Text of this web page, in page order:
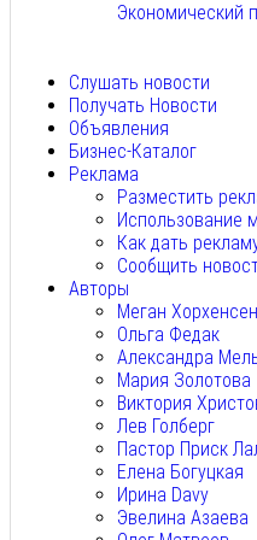
Экономический
Слушать новости
Получать Новости
Объявления
Бизнес-Каталог
Реклама
Разместить
Использование
Как дать
Сообщить
Авторы
Меган Хорхенсен
Ольга Федак
Александра
Мария Золотова
Виктория
Лев Голберг
Пастор Приск
Елена Богуцкая
Ирина Davy
Эвелина Азаева